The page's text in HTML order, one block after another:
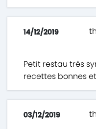
14/12/2019
Petit restau très
recettes bonnes
03/12/2019